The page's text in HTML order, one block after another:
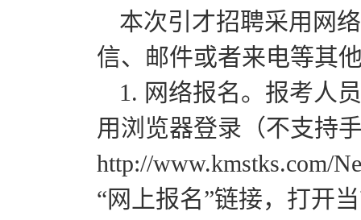
本次引才招聘采用网
信、邮件或者来电等其
1. 网络报名。报考人
用浏览器登录（不支持
http://www.kmstks.com/
“网上报名”链接，打开